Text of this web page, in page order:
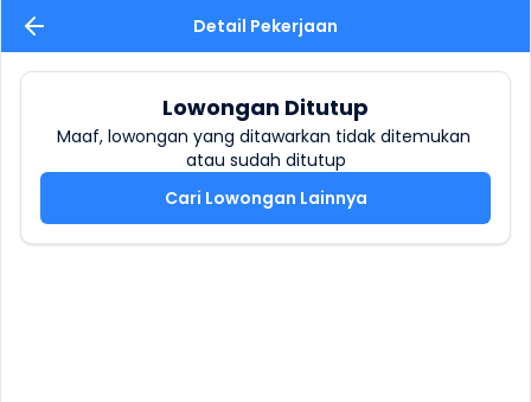
Detail Pekerjaan
Lowongan Ditutup
Maaf, lowongan yang ditawarkan tidak ditemukan
atau sudah ditutup
Cari Lowongan Lainnya